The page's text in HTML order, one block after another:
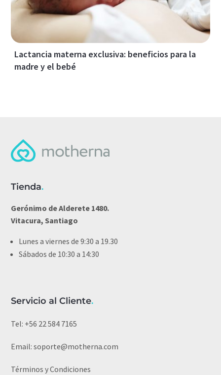
Lactancia materna exclusiva: beneficios para la
madre y el bebé
Tienda.
Gerónimo de Alderete 1480.
Vitacura, Santiago
Lunes a viernes de 9:30 a 19.30
Sábados de 10:30 a 14:30
Servicio al Cliente.
Tel: +56 22 584 7165
Email:soporte@motherna.com
Términos y Condiciones